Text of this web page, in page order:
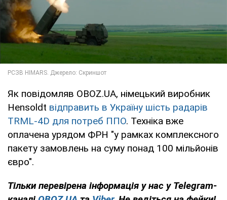
Як повідомляв OBOZ.UA, німецький виробник
Hensoldt відправить в Україну шість радарів
TRML-4D для потреб ППО. Техніка вже
оплачена урядом ФРН "у рамках комплексного
пакету замовлень на суму понад 100 мільйонів
євро".
Тільки перевірена інформація у нас у Telegram-